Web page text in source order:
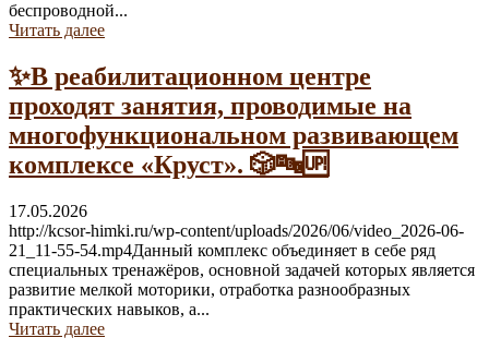
беспроводной...
Читать далее
✨В реабилитационном центре
проходят занятия, проводимые на
многофункциональном развивающем
комплексе «Круст». 🎲🔤🆙
17.05.2026
http://kcsor-himki.ru/wp-content/uploads/2026/06/video_2026-06-
21_11-55-54.mp4Данный комплекс объединяет в себе ряд
специальных тренажёров, основной задачей которых является
развитие мелкой моторики, отработка разнообразных
практических навыков, а...
Читать далее